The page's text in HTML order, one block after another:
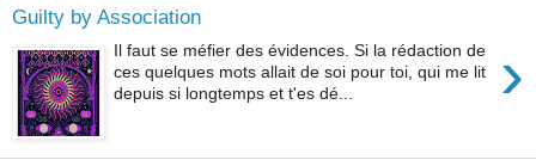
Guilty by Association
›
Il faut se méfier des évidences. Si la rédaction de
ces quelques mots allait de soi pour toi, qui me lit
depuis si longtemps et t'es dé...